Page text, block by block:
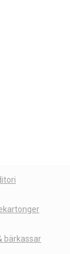
bärkassar